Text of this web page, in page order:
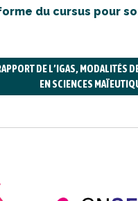
du cursus pour
DE L’IGAS, MODALITÉS
EN SCIENCES